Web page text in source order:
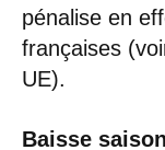
pénalise en
françaises
UE).
Baisse